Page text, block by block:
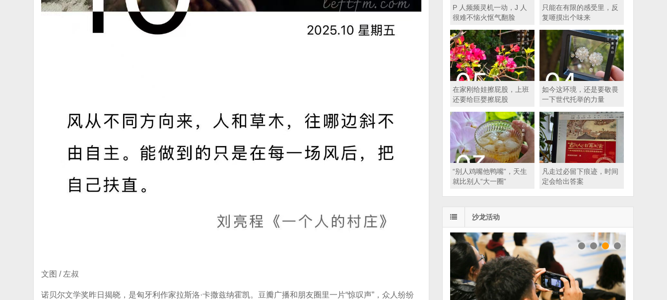
文图 / 左叔
诺贝尔文学奖昨日揭晓，是匈牙利作家‌拉斯洛·卡撒兹纳霍凯。豆瓣广播和朋友圈里一片“惊叹声”，众人纷纷
P 人频频灵机一动，J 人
很难不恼火怄气翻脸
只能在有限的感受里，反
复咂摸出个味来
在家刚给娃擦屁股，上班
还要给巨婴擦屁股
如今这环境，还是要敬畏
一下世代托举的力量
“别人鸡嘴他鸭嘴”，天生
就比别人“大一圈”
凡走过必留下痕迹，时间
定会给出答案
沙龙活动